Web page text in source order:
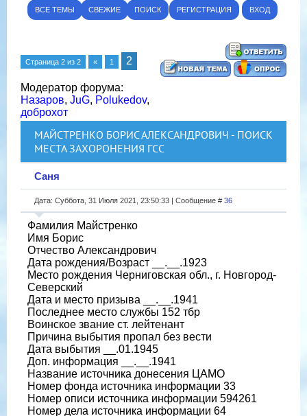
ВСЕ ТЕМЫ СВЕЖИЕ ПОИСК РЕГИСТРАЦИЯ ВХОД
Страница 2 из 2 « 1 2
Модератор форума:
Назаров, JuG, Polukedov,
доброхот
МАЙСТРЕНКО БОРИС АЛЕКСАНДРОВИЧ - ПОИСК
МЕСТА ЗАХОРОНЕНИЯ ГСС
Саня
Дата: Суббота, 31 Июля 2021, 23:50:33 | Сообщение # 36
Фамилия Майстренко
Имя Борис
Отчество Александрович
Дата рождения/Возраст __.__.1923
Место рождения Черниговская обл., г. Новгород-
Северский
Дата и место призыва __.__.1941
Последнее место службы 152 тбр
Воинское звание ст. лейтенант
Причина выбытия пропал без вести
Дата выбытия __.01.1945
Доп. информация __.__.1941
Название источника донесения ЦАМО
Номер фонда источника информации 33
Номер описи источника информации 594261
Номер дела источника информации 64